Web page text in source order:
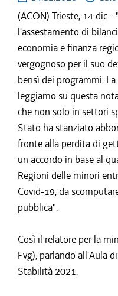
(ACON) Trieste, 14 dic
l'assestamento di
economia e finanza
vergognoso per il suo
bensì dei programmi.
leggiamo su questa
che non solo in settori
Stato ha stanziato
fronte alla perdita di
un accordo in base al
Regioni delle minori
Covid-19, da
pubblica".
Così il relatore per la
Fvg), parlando all'Aula
Stabilità 2021.